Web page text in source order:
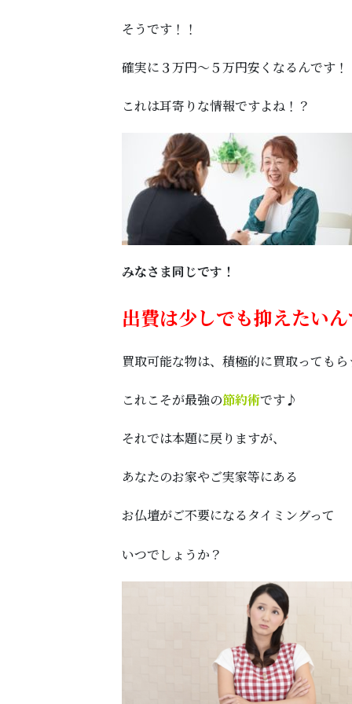
そうです！！
確実に３万円～５万円安くなるんです！
これは耳寄りな情報ですよね！？
みなさま同じです！
出費は少しでも抑えたい
買取可能な物は、積極的に買取ってもら
これこそが最強の節約術です♪
それでは本題に戻りますが、
あなたのお家やご実家等にある
お仏壇がご不要になるタイミングって
いつでしょうか？